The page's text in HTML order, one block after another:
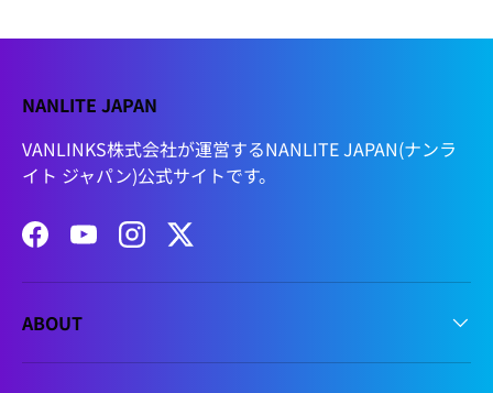
NANLITE JAPAN
VANLINKS株式会社が運営するNANLITE JAPAN(ナンラ
イト ジャパン)公式サイトです。
FacebookYouTubeInstagramTwitter
ABOUT